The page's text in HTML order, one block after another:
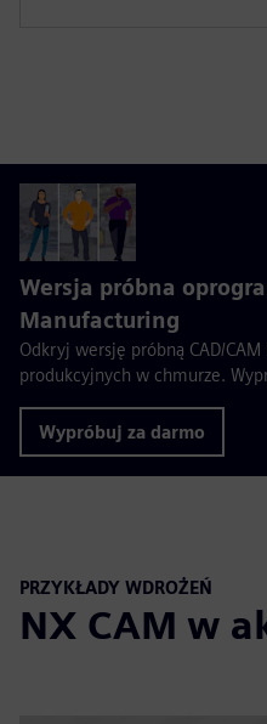
Wersja próbna
Manufacturing
Odkryj wersję próbną CAD/
produkcyjnych w chmurze.
Wypróbuj za darmo
PRZYKŁADY WDROŻEŃ
NX CAM w